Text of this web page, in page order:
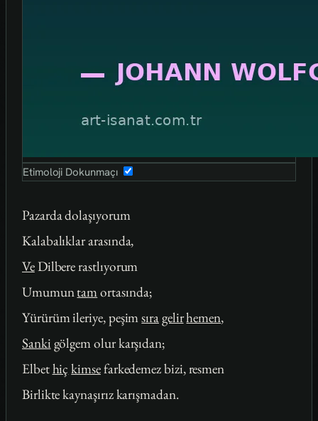
Etimoloji Dokunmaçı
Pazarda dolaşıyorum
Kalabalıklar arasında,
VeDilbere rastlıyorum
Umumuntamortasında;
Yürürüm ileriye, peşimsıragelirhemen,
Sanki gölgem olur karşıdan;
Elbethiç kimsefarkedemez bizi, resmen
Birlikte kaynaşırız karışmadan.